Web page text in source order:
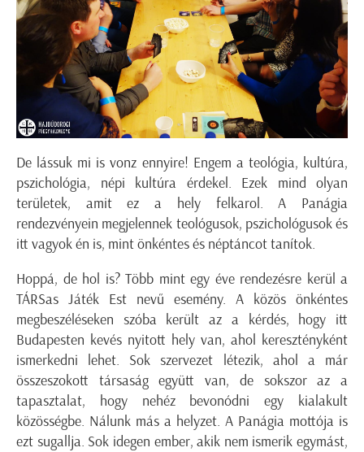
De lássuk mi is vonz ennyire! Engem a teológia, kultúra,
pszichológia, népi kultúra érdekel. Ezek mind olyan
területek, amit ez a hely felkarol. A Panágia
rendezvényein megjelennek teológusok, pszichológusok és
itt vagyok én is, mint önkéntes és néptáncot tanítok.
Hoppá, de hol is? Több mint egy éve rendezésre kerül a
TÁRSas Játék Est nevű esemény. A közös önkéntes
megbeszéléseken szóba került az a kérdés, hogy itt
Budapesten kevés nyitott hely van, ahol keresztényként
ismerkedni lehet. Sok szervezet létezik, ahol a már
összeszokott társaság együtt van, de sokszor az a
tapasztalat, hogy nehéz bevonódni egy kialakult
közösségbe. Nálunk más a helyzet. A Panágia mottója is
ezt sugallja. Sok idegen ember, akik nem ismerik egymást,